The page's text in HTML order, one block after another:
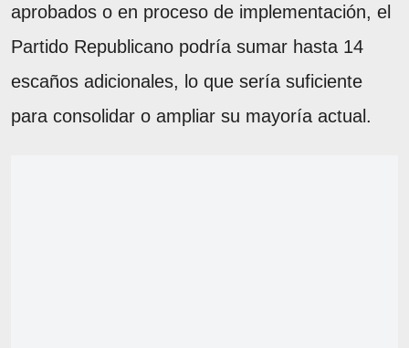
aprobados o en proceso de implementación, el
Partido Republicano podría sumar hasta 14
escaños adicionales, lo que sería suficiente
para consolidar o ampliar su mayoría actual.